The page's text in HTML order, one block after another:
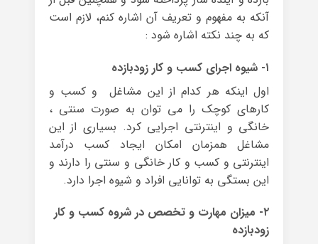
آنکه به مفهوم و تعریف آن اشاره کنم، لازم است
که به چند نکته اشاره شود :
۱- شیوه اجرای کسب و کار زودبازده
اول اینکه هر کدام از این مشاغل و کسب و
کارهای کوچک را می توان به صورت سنتی ،
خانگی و اینترنتی اجرایی کرد. بسیاری از این
مشاغل همزمان امکان ایجاد کسب درآمد
اینترنتی و کسب و کار خانگی و سنتی را دارند و
این بستگی به توانایی افراد و شیوه اجرا دارد.
۲- میزان مهارت و تخصص در شروه کسب و کار
زودبازده